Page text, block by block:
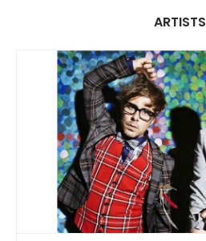
ARTISTS